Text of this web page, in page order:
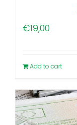
€19,00
Add to cart